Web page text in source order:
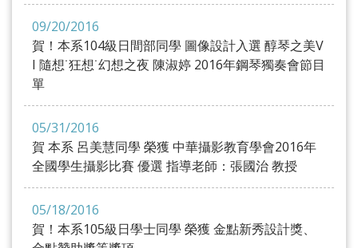
09/20/2016
賀！本系104級日間部同學 圖像設計入選 醇琴之美V
I 隨想˙狂想˙幻想之夜 陳淑婷 2016年鋼琴獨奏會節目
單
05/31/2016
賀 本系 呂美慧同學 榮獲 中華攝影教育學會2016年
全國學生攝影比賽 優選 指導老師：張國治 教授
05/18/2016
賀！本系105級日學士同學 榮獲 金點新秀設計獎、